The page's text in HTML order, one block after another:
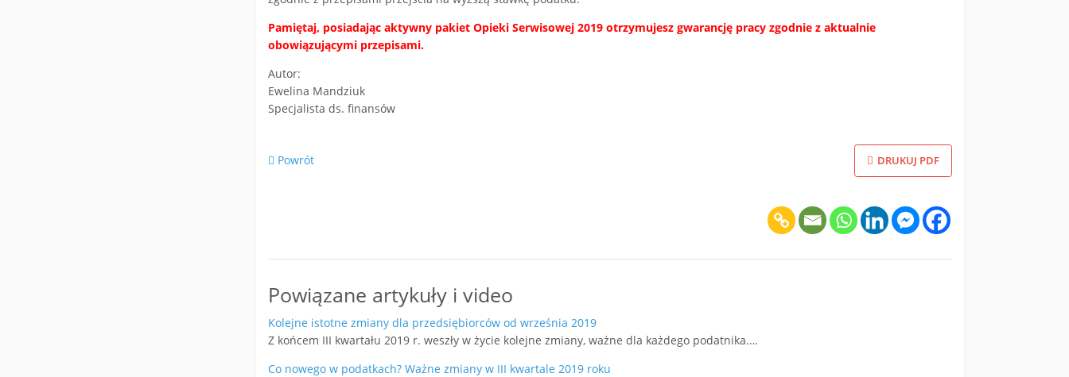
Pamiętaj, posiadając aktywny pakiet Opieki Serwisowej 2019 otrzymujesz gwarancję pracy zgodnie z aktualnie
obowiązującymi przepisami.
Autor:
Ewelina Mandziuk
Specjalista ds. finansów
Powrót DRUKUJ PDF
Powiązane artykuły i video
Kolejne istotne zmiany dla przedsiębiorców od września 2019
Z końcem III kwartału 2019 r. weszły w życie kolejne zmiany, ważne dla każdego podatnika.…
Co nowego w podatkach? Ważne zmiany w III kwartale 2019 roku